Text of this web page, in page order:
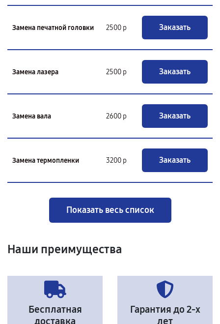
Замена печатной головки 2500 р Заказать
Замена лазера 2500 р Заказать
Замена вала 2600 р Заказать
Замена термопленки 3200 р Заказать
Показать весь список
Наши преимущества
Бесплатная
доставка
Гарантия до 2-х
лет